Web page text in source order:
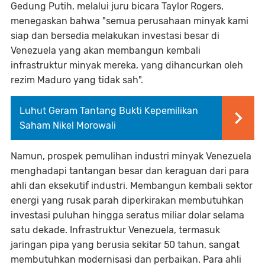
Gedung Putih, melalui juru bicara Taylor Rogers,
menegaskan bahwa "semua perusahaan minyak kami
siap dan bersedia melakukan investasi besar di
Venezuela yang akan membangun kembali
infrastruktur minyak mereka, yang dihancurkan oleh
rezim Maduro yang tidak sah".
Luhut Geram Tantang Bukti Kepemilikan
Saham Nikel Morowali
Namun, prospek pemulihan industri minyak Venezuela
menghadapi tantangan besar dan keraguan dari para
ahli dan eksekutif industri. Membangun kembali sektor
energi yang rusak parah diperkirakan membutuhkan
investasi puluhan hingga seratus miliar dolar selama
satu dekade. Infrastruktur Venezuela, termasuk
jaringan pipa yang berusia sekitar 50 tahun, sangat
membutuhkan modernisasi dan perbaikan. Para ahli